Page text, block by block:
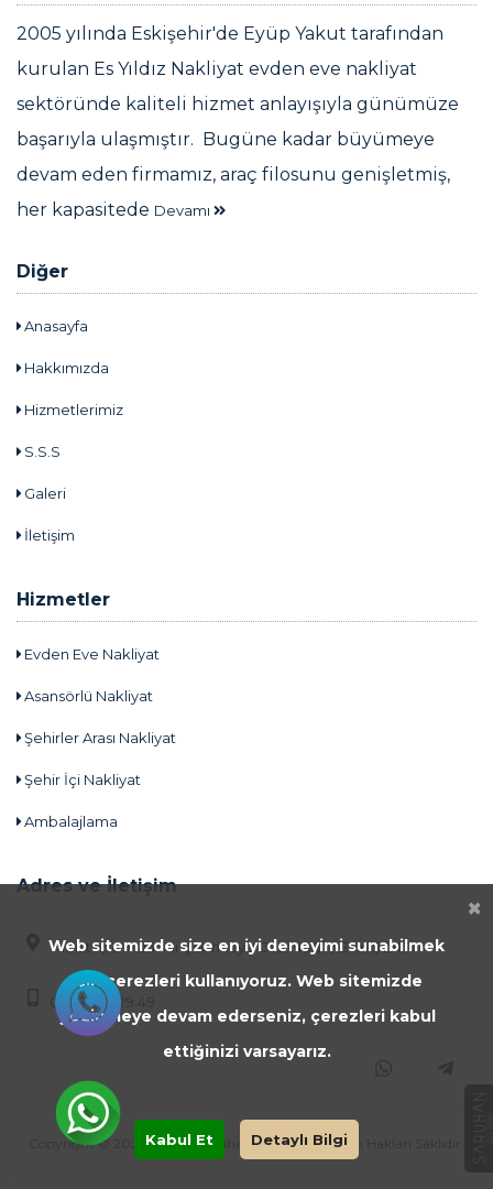
2005 yılında Eskişehir'de Eyüp Yakut tarafından
kurulan Es Yıldız Nakliyat evden eve nakliyat
sektöründe kaliteli hizmet anlayışıyla günümüze
başarıyla ulaşmıştır. Bugüne kadar büyümeye
devam eden firmamız, araç filosunu genişletmiş,
her kapasitede Devamı
Diğer
Anasayfa
Hakkımızda
Hizmetlerimiz
S.S.S
Galeri
İletişim
Hizmetler
Evden Eve Nakliyat
Asansörlü Nakliyat
Şehirler Arası Nakliyat
Şehir İçi Nakliyat
Ambalajlama
Adres ve İletişim
Yıldıztepe Mah. Ali Çetinkaya Cad No 1/1 / ESKİŞEHİR
0538 367 29 49
Copyright © 2020 - 2026 Saruhan Web Ajans | Tüm Hakları Saklıdır.
×
Web sitemizde size en iyi deneyimi sunabilmek
için çerezleri kullanıyoruz. Web sitemizde
gezinmeye devam ederseniz, çerezleri kabul
ettiğinizi varsayarız.
Kabul Et Detaylı Bilgi